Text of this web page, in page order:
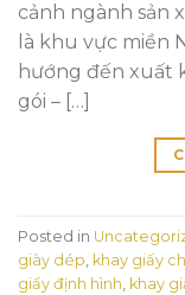
cảnh ngành sản
là khu vực miền
hướng đến xuất
gói – […]
Posted in
giày dép khay giấy
giấy định hình khay